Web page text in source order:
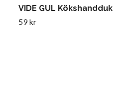
VIDE GUL Kökshandduk
59 kr